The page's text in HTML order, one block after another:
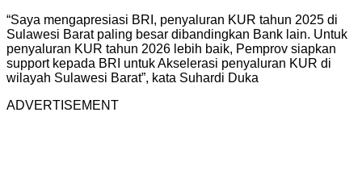
“Saya mengapresiasi BRI, penyaluran KUR tahun 2025 di
Sulawesi Barat paling besar dibandingkan Bank lain. Untuk
penyaluran KUR tahun 2026 lebih baik, Pemprov siapkan
support kepada BRI untuk Akselerasi penyaluran KUR di
wilayah Sulawesi Barat”, kata Suhardi Duka
ADVERTISEMENT